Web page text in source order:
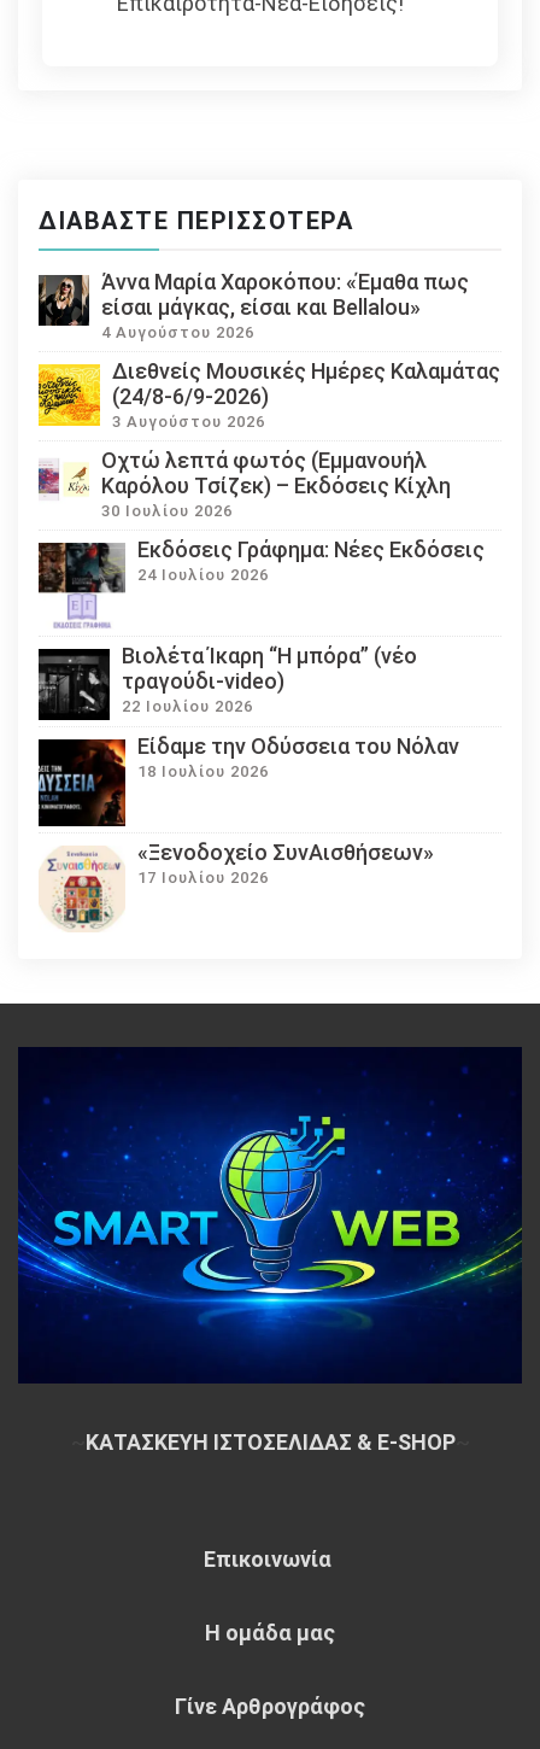
ΔΙΑΒΆΣΤΕ ΠΕΡΙΣΣΌΤΕΡΑ
Άννα Μαρία Χαροκόπου: «Έμαθα πως
είσαι μάγκας, είσαι και Bellalou»
4 Αυγούστου 2026
Διεθνείς Μουσικές Ημέρες Καλαμάτας
(24/8-6/9-2026)
3 Αυγούστου 2026
Οχτώ λεπτά φωτός (Εμμανουήλ
Καρόλου Τσίζεκ) – Εκδόσεις Κίχλη
30 Ιουλίου 2026
Εκδόσεις Γράφημα: Νέες Εκδόσεις
24 Ιουλίου 2026
Βιολέτα Ίκαρη “Η μπόρα” (νέο
τραγούδι-video)
22 Ιουλίου 2026
Eίδαμε την Οδύσσεια του Νόλαν
18 Ιουλίου 2026
«Ξενοδοχείο ΣυνΑισθήσεων»
17 Ιουλίου 2026
ΚΑΤΑΣΚΕΥΗ ΙΣΤΟΣΕΛΙΔΑΣ & E-SHOP~
Επικοινωνία
Η ομάδα μας
Γίνε Αρθρογράφος